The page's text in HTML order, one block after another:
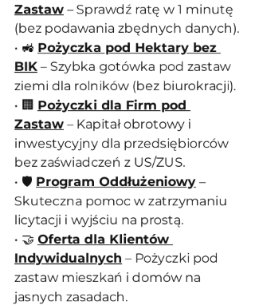
Zastaw – Sprawdź ratę w 1 minutę
(bez podawania zbędnych danych).
• 🚜 Pożyczka pod Hektary bez
BIK – Szybka gotówka pod zastaw
ziemi dla rolników (bez biurokracji).
• 🏢 Pożyczki dla Firm pod
Zastaw – Kapitał obrotowy i
inwestycyjny dla przedsiębiorców
bez zaświadczeń z US/ZUS.
• 🛡️ Program Oddłużeniowy –
Skuteczna pomoc w zatrzymaniu
licytacji i wyjściu na prostą.
• 🤝 Oferta dla Klientów
Indywidualnych – Pożyczki pod
zastaw mieszkań i domów na
jasnych zasadach.